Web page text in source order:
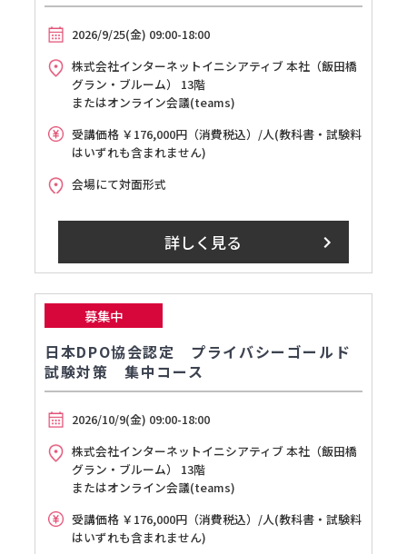
2026/9/25(金) 09:00-18:00
株式会社インターネットイニシアティブ 本社（飯田橋
グラン・ブルーム） 13階
またはオンライン会議(teams)
受講価格 ￥176,000円（消費税込）/人(教科書・試験料
はいずれも含まれません)
会場にて対面形式
詳しく見る
募集中
日本DPO協会認定 プライバシーゴールド
試験対策 集中コース
2026/10/9(金) 09:00-18:00
株式会社インターネットイニシアティブ 本社（飯田橋
グラン・ブルーム） 13階
またはオンライン会議(teams)
受講価格 ￥176,000円（消費税込）/人(教科書・試験料
はいずれも含まれません)